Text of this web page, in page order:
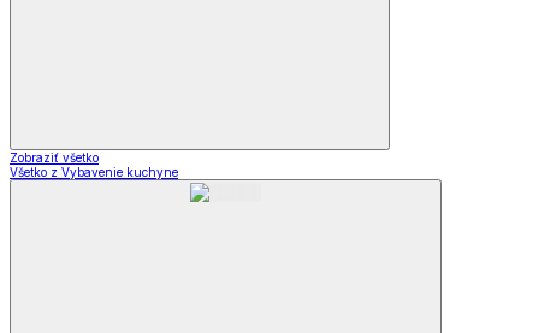
Zobraziť všetko
Všetko z Vybavenie kuchyne